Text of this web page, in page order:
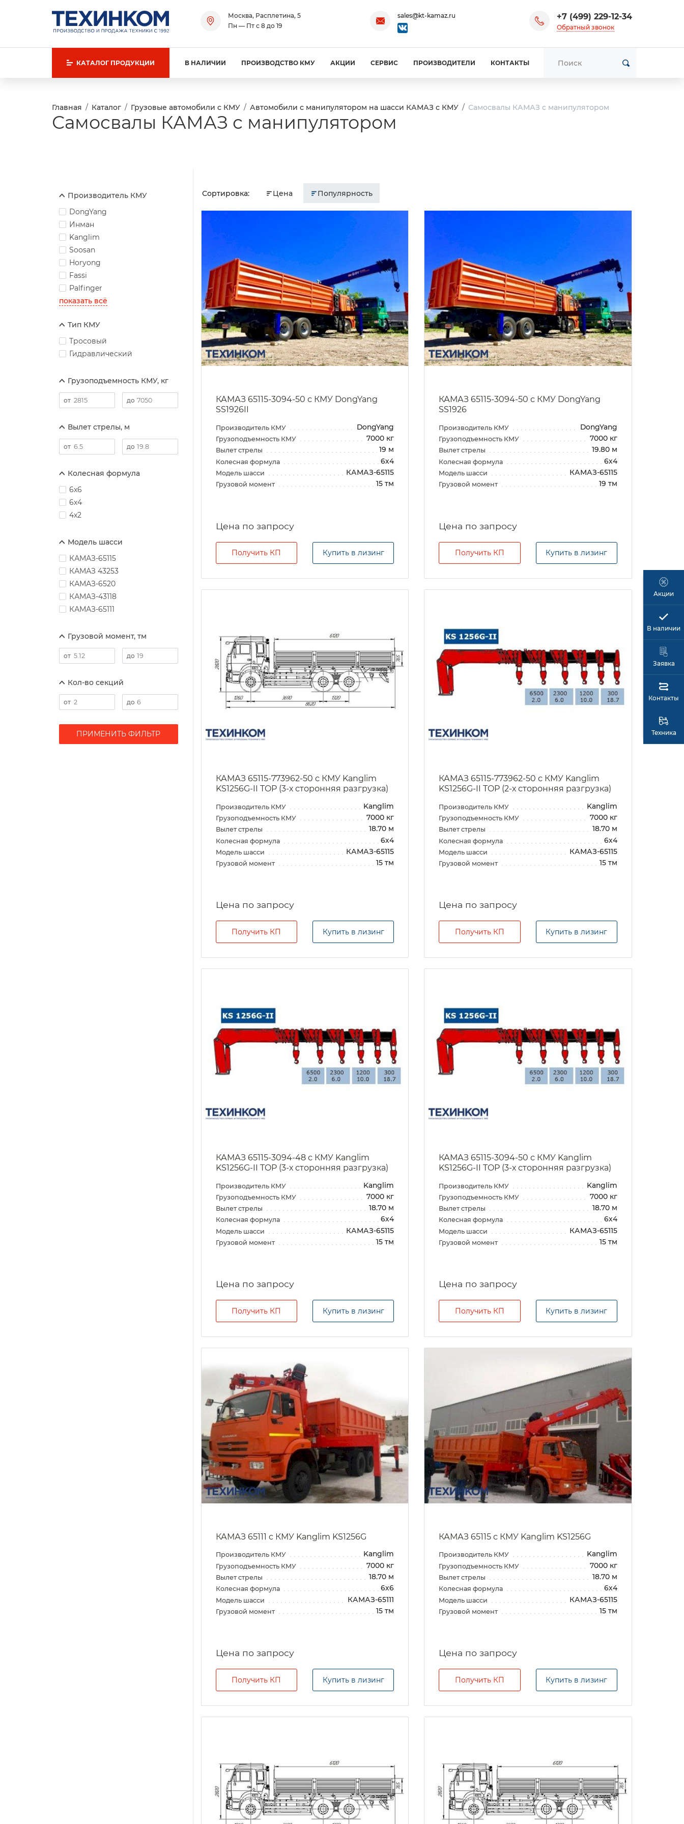
Москва, Расплетина, 5
Пн — Пт с 8 до 19
sales@kt-kamaz.ru +7 (499) 229-12-34
Обратный звонок
КАТАЛОГ ПРОДУКЦИИ В НАЛИЧИИ ПРОИЗВОДСТВО КМУ АКЦИИ СЕРВИС ПРОИЗВОДИТЕЛИ КОНТАКТЫ
Главная Каталог Грузовые автомобили с КМУ Автомобили с манипулятором на шасси КАМАЗ с КМУ Самосвалы КАМАЗ с манипулятором
Самосвалы КАМАЗ с манипулятором
Производитель КМУ
DongYang
Инман
Kanglim
Soosan
Horyong
Fassi
Palfinger
показать всё
Тип КМУ
Тросовый
Гидравлический
Грузоподъемность КМУ, кг
Вылет стрелы, м
Колесная формула
6х6
6х4
4х2
Модель шасси
КАМАЗ-65115
КАМАЗ 43253
КАМАЗ-6520
КАМАЗ-43118
КАМАЗ-65111
Грузовой момент, тм
Кол-во секций
ПРИМЕНИТЬ ФИЛЬТР
Сортировка: Цена Популярность
КАМАЗ 65115-3094-50 с КМУ DongYang
SS1926II
Производитель КМУ DongYang
Грузоподъемность КМУ 7000 кг
Вылет стрелы 19 м
Колесная формула 6х4
Модель шасси КАМАЗ-65115
Грузовой момент 15 тм
Цена по запросу
Получить КП Купить в лизинг
КАМАЗ 65115-3094-50 с КМУ DongYang
SS1926
Производитель КМУ DongYang
Грузоподъемность КМУ 7000 кг
Вылет стрелы 19.80 м
Колесная формула 6х4
Модель шасси КАМАЗ-65115
Грузовой момент 19 тм
Цена по запросу
Получить КП Купить в лизинг
КАМАЗ 65115-773962-50 с КМУ Kanglim
KS1256G-II TOP (3-х сторонняя разгрузка)
Производитель КМУ Kanglim
Грузоподъемность КМУ 7000 кг
Вылет стрелы 18.70 м
Колесная формула 6х4
Модель шасси КАМАЗ-65115
Грузовой момент 15 тм
Цена по запросу
Получить КП Купить в лизинг
КАМАЗ 65115-773962-50 с КМУ Kanglim
KS1256G-II TOP (2-х сторонняя разгрузка)
Производитель КМУ Kanglim
Грузоподъемность КМУ 7000 кг
Вылет стрелы 18.70 м
Колесная формула 6х4
Модель шасси КАМАЗ-65115
Грузовой момент 15 тм
Цена по запросу
Получить КП Купить в лизинг
КАМАЗ 65115-3094-48 с КМУ Kanglim
KS1256G-II TOP (3-х сторонняя разгрузка)
Производитель КМУ Kanglim
Грузоподъемность КМУ 7000 кг
Вылет стрелы 18.70 м
Колесная формула 6х4
Модель шасси КАМАЗ-65115
Грузовой момент 15 тм
Цена по запросу
Получить КП Купить в лизинг
КАМАЗ 65115-3094-50 с КМУ Kanglim
KS1256G-II TOP (3-х сторонняя разгрузка)
Производитель КМУ Kanglim
Грузоподъемность КМУ 7000 кг
Вылет стрелы 18.70 м
Колесная формула 6х4
Модель шасси КАМАЗ-65115
Грузовой момент 15 тм
Цена по запросу
Получить КП Купить в лизинг
КАМАЗ 65111 с КМУ Kanglim KS1256G
Производитель КМУ Kanglim
Грузоподъемность КМУ 7000 кг
Вылет стрелы 18.70 м
Колесная формула 6х6
Модель шасси КАМАЗ-65111
Грузовой момент 15 тм
Цена по запросу
Получить КП Купить в лизинг
КАМАЗ 65115 с КМУ Kanglim KS1256G
Производитель КМУ Kanglim
Грузоподъемность КМУ 7000 кг
Вылет стрелы 18.70 м
Колесная формула 6х4
Модель шасси КАМАЗ-65115
Грузовой момент 15 тм
Цена по запросу
Получить КП Купить в лизинг
Акции
В наличии
Заявка
Техника
Контакты